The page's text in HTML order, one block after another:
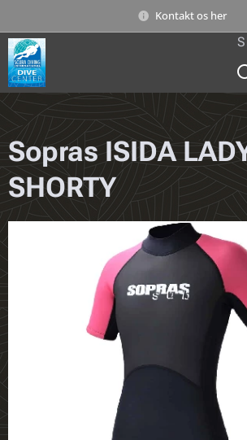
Kontakt os her
Sopras ISIDA
SHORTY